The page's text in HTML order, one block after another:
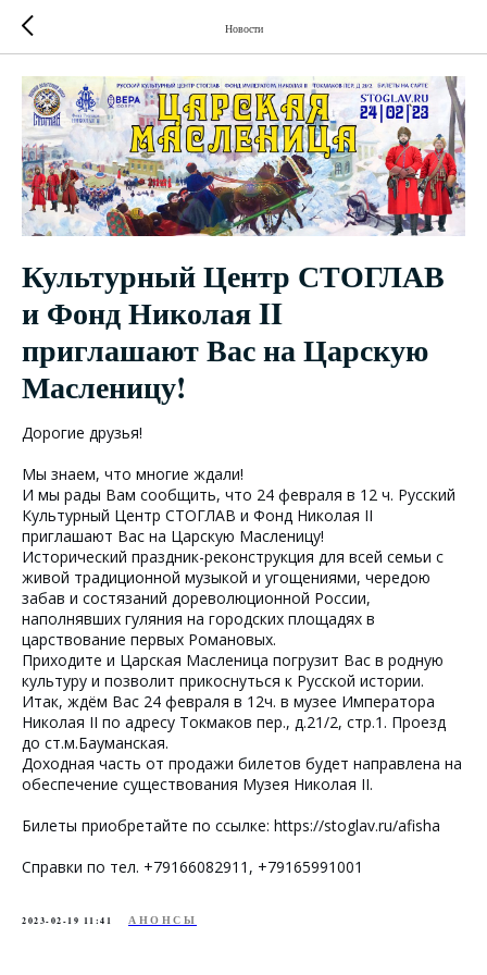
Новости
Культурный Центр СТОГЛАВ
и Фонд Николая II
приглашают Вас на Царскую
Масленицу!
Дорогие друзья!
Мы знаем, что многие ждали!
И мы рады Вам сообщить, что 24 февраля в 12 ч. Русский
Культурный Центр СТОГЛАВ и Фонд Николая II
приглашают Вас на Царскую Масленицу!
Исторический праздник-реконструкция для всей семьи с
живой традиционной музыкой и угощениями, чередою
забав и состязаний дореволюционной России,
наполнявших гуляния на городских площадях в
царствование первых Романовых.
Приходите и Царская Масленица погрузит Вас в родную
культуру и позволит прикоснуться к Русской истории.
Итак, ждём Вас 24 февраля в 12ч. в музее Императора
Николая II по адресу Токмаков пер., д.21/2, стр.1. Проезд
до ст.м.Бауманская.
Доходная часть от продажи билетов будет направлена на
обеспечение существования Музея Николая II.
Билеты приобретайте по ссылке: https://stoglav.ru/afisha
Справки по тел. +79166082911, +79165991001
2023-02-19 11:41 АНОНСЫ